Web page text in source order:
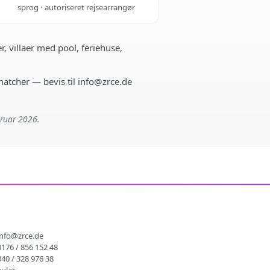
sprog · autoriseret rejsearrangør
villaer med pool, feriehuse,
— bevis til info@zrce.de
2026.
/ 856 152 48
/ 328 976 38